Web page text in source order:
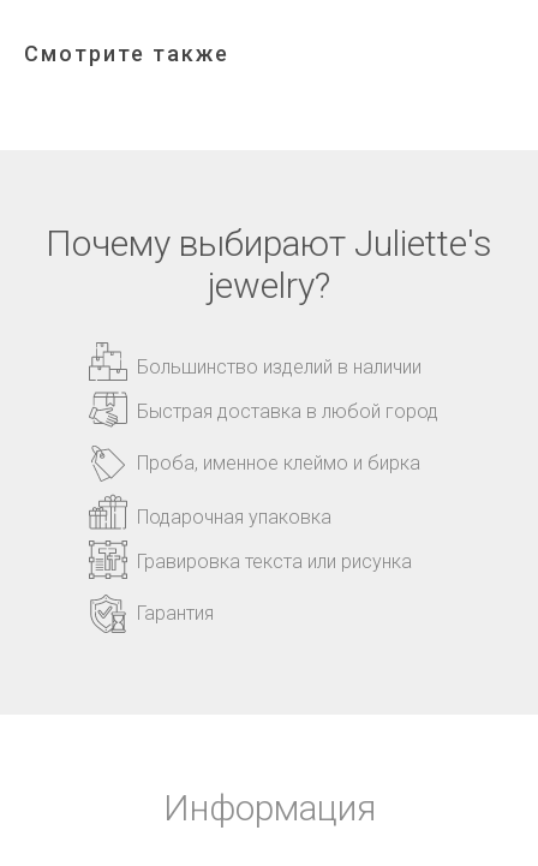
Смотрите также
Почему выбирают Juliette's
jewelry?
Большинство изделий в наличии
Быстрая доставка в любой город
Подарочная упаковка
Гравировка текста или рисунка
Проба, именное клеймо и бирка
Гарантия
Информация